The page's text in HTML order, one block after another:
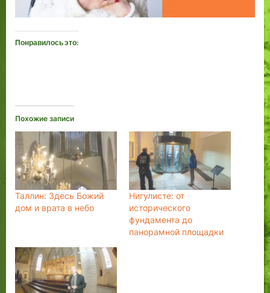
Понравилось это:
Похожие записи
Таллин: Здесь Божий
дом и врата в небо
Нигулисте: от
исторического
фундамента до
панорамной площадки